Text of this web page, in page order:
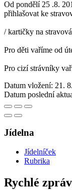
Od pondělí 25 .8.
přihlašovat ke
/ kartičky na
Pro děti vaříme od
Pro cizí strávníky
Datum vložení: 21.
Datum poslední
Jídelna
Jídelníček
Rubrika
Rychlé